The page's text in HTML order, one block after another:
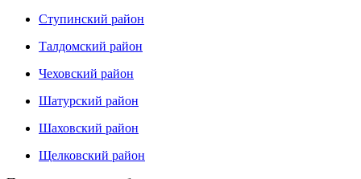
Ступинский район
Талдомский район
Чеховский район
Шатурский район
Шаховский район
Щелковский район